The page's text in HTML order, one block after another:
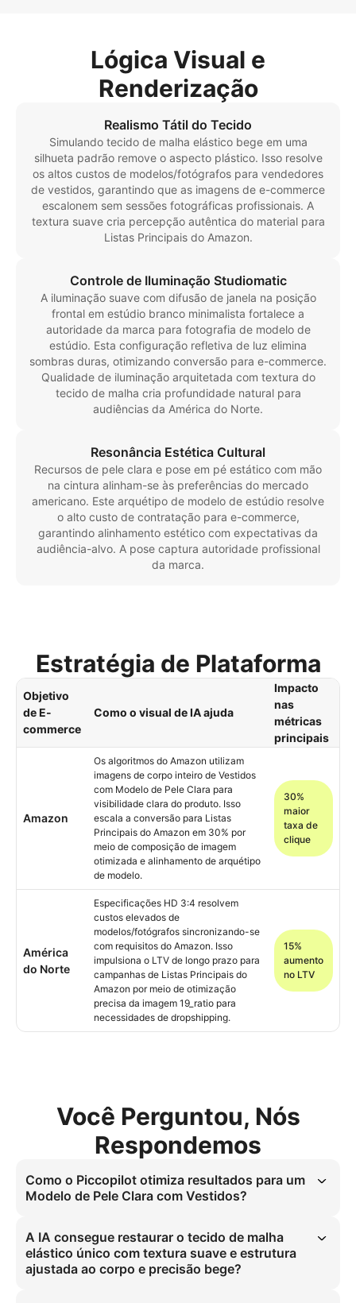
Lógica Visual e
Renderização
Realismo Tátil do Tecido
Simulando tecido de malha elástico bege em uma
silhueta padrão remove o aspecto plástico. Isso resolve
os altos custos de modelos/fotógrafos para vendedores
de vestidos, garantindo que as imagens de e-commerce
escalonem sem sessões fotográficas profissionais. A
textura suave cria percepção autêntica do material para
Listas Principais do Amazon.
Controle de Iluminação Studiomatic
A iluminação suave com difusão de janela na posição
frontal em estúdio branco minimalista fortalece a
autoridade da marca para fotografia de modelo de
estúdio. Esta configuração refletiva de luz elimina
sombras duras, otimizando conversão para e-commerce.
Qualidade de iluminação arquitetada com textura do
tecido de malha cria profundidade natural para
audiências da América do Norte.
Resonância Estética Cultural
Recursos de pele clara e pose em pé estático com mão
na cintura alinham-se às preferências do mercado
americano. Este arquétipo de modelo de estúdio resolve
o alto custo de contratação para e-commerce,
garantindo alinhamento estético com expectativas da
audiência-alvo. A pose captura autoridade profissional
da marca.
Estratégia de Plataforma
Objetivo
de E-
commerce
Como o visual de IA ajuda
Impacto
nas
métricas
principais
Amazon
Os algoritmos do Amazon utilizam
imagens de corpo inteiro de Vestidos
com Modelo de Pele Clara para
visibilidade clara do produto. Isso
escala a conversão para Listas
Principais do Amazon em 30% por
meio de composição de imagem
otimizada e alinhamento de arquétipo
de modelo.
30%
maior
taxa de
clique
América
do Norte
Especificações HD 3:4 resolvem
custos elevados de
modelos/fotógrafos sincronizando-se
com requisitos do Amazon. Isso
impulsiona o LTV de longo prazo para
campanhas de Listas Principais do
Amazon por meio de otimização
precisa da imagem 19_ratio para
necessidades de dropshipping.
15%
aumento
no LTV
Você Perguntou, Nós
Respondemos
Como o Piccopilot otimiza resultados para um
Modelo de Pele Clara com Vestidos?
uma silhueta padrão, eliminando o aspecto plástico que gera altos
custos de modelos/fotógrafos para e-commerce. Essa solução
elimina a necessidade de sessões fotográficas profissionais,
economizando significativamente para dropshippers. Escalonável
A IA consegue restaurar o tecido de malha
elástico único com textura suave e estrutura
ajustada ao corpo e precisão bege?